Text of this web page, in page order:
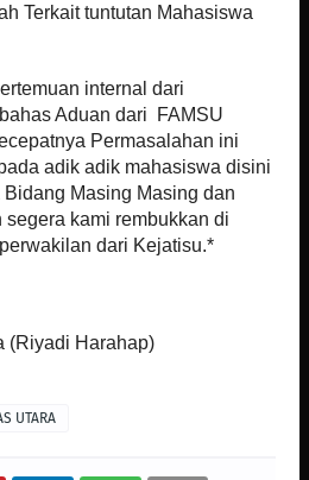
Terkait tuntutan Mahasiswa
internal dari
Aduan dari FAMSU
Permasalahan ini
adik adik mahasiswa disini
Masing Masing dan
kami rembukkan di
dari Kejatisu.*
(Riyadi Harahap)
UTARA